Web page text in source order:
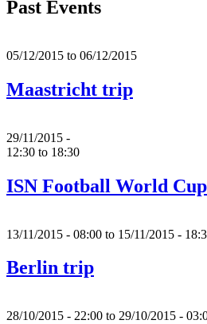
Past Events
05/12/2015 to 06/12/2015
Maastricht trip
29/11/2015 -
12:30 to 18:30
ISN Football World
13/11/2015 - 08:00 to 15/11/2015 -
Berlin trip
28/10/2015 - 22:00 to 29/10/2015 -